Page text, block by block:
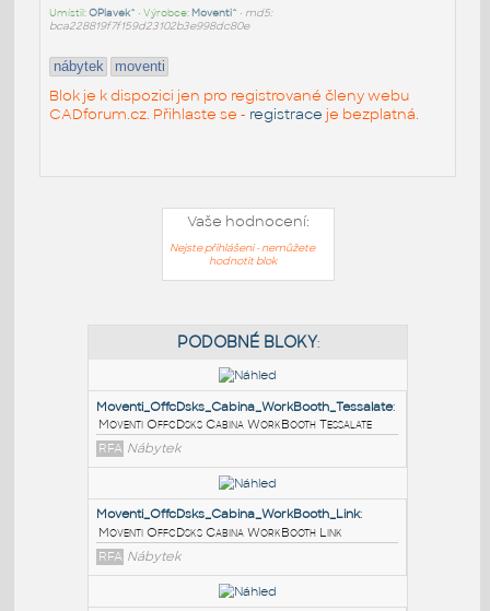
Umístil:OPlavek^ • Výrobce: Moventi^ • md5:
bca228819f7f159d23102b3e998dc80e
nábytek moventi
Blok je k dispozici jen pro registrované členy webu
CADforum.cz. Přihlaste se - registrace je bezplatná.
Vaše hodnocení:
Nejste přihlášeni - nemůžete
hodnotit blok
PODOBNÉ BLOKY
Moventi_OffcDsks_Cabina_WorkBooth_Tessalate